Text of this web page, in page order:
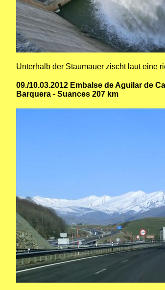
Unterhalb der Staumauer zischt laut eine
09./10.03.2012 Embalse de Aguilar de
Barquera - Suances 207 km